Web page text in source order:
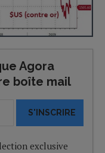
Agora
boîte mail
S'INSCRIRE
exclusive